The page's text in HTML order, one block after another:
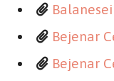
Bejenar
Bejenar